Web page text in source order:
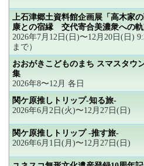
上石津郷土資料館企画展「高木家
康との宿縁 交代寄合美濃衆への軌
2026年7月12日(日)〜12月20日(日)
まで）
おおがきこどものまち スマスタウ
集
2026年8〜12月 各日
関ケ原推しトリップ-知る旅-
2026年6月2日(火)〜12月27日(日)
関ケ原推しトリップ -推す旅-
2026年6月1日(月)〜12月27日(日)